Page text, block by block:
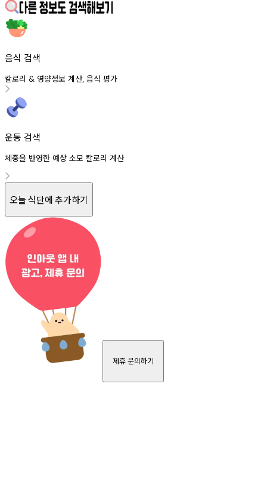
음식 검색
칼로리 & 영양정보 계산, 음식 평가
운동 검색
체중을 반영한 예상 소모 칼로리 계산
오늘 식단에 추가하기
제휴 문의하기